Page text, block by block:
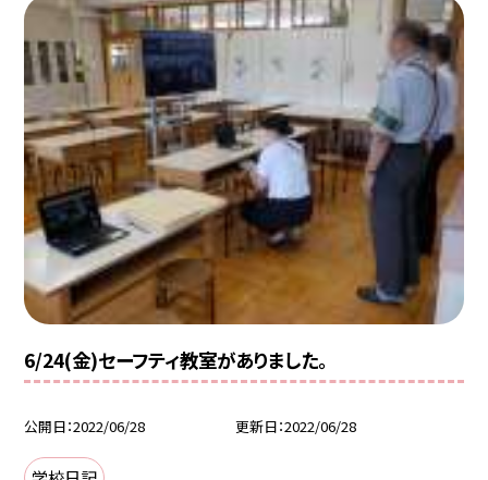
6/24(金)セーフティ教室がありました。
公開日 2022/06/28 更新日 2022/06/28